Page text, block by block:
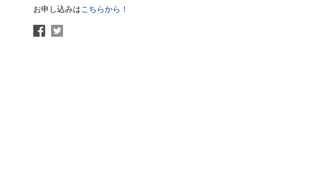
お申し込みはこちらから！